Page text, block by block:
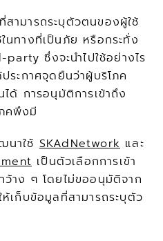
ามารถระบุตัวตนของผู้ใช้
นทางที่เป็นภัย หรือกระทั่ง
ซึ่งจะนำไปใช้อย่างไร
ระกาศจุดยืนว่าผู้บริโภค
ได้ การอนุมัติการเข้าถึง
คพึงมี
นาใช้ SKAdNetwork
เป็นตัวเลือกการเข้า
าง ๆ โดยไม่ขออนุมัติจาก
เก็บข้อมูลที่สามารถระบุตัว